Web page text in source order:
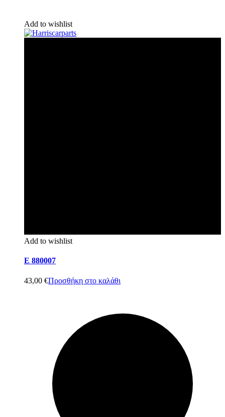
Add to wishlist
Add to wishlist
E 880007
43,00 €Προσθήκη στο καλάθι